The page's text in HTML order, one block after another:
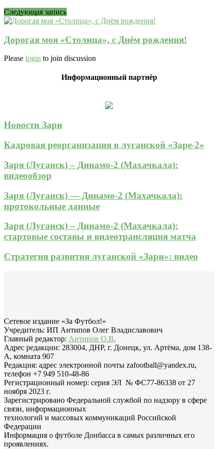
Следующая запись
Дорогая моя «Столица», с Днём рождения!
Please login to join discussion
Информационный партнёр
Новости Зари
Кадровая реорганизация в луганской «Заре-2»
Заря (Луганск) – Динамо-2 (Махачкала):
видеообзор
Заря (Луганск) — Динамо-2 (Махачкала):
протокольные данные
Заря (Луганск) – Динамо-2 (Махачкала):
стартовые составы и видеотрансляция матча
Стратегия развития луганской «Зари»: видео
Сетевое издание «За Футбол!»
Учредитель: ИП Антипов Олег Владиславович
Главный редактор: Антипов О.В.
Адрес редакции: 283004, ДНР, г. Донецк, ул. Артёма, дом 138-
А, комната 907
Редакция: адрес электронной почты zafootball@yandex.ru,
телефон +7 949 510-48-86
Регистрационный номер: серия ЭЛ № ФС77-86338 от 27
ноября 2023 г.
Зарегистрировано Федеральной службой по надзору в сфере
связи, информационных
технологий и массовых коммуникаций Российской
Федерации
Информация о футболе Донбасса в самых различных его
проявлениях.